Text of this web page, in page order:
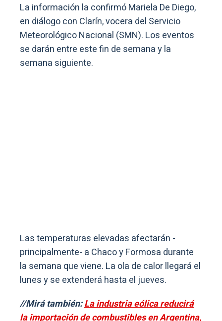
La información la confirmó Mariela De Diego,
en diálogo con Clarín, vocera del Servicio
Meteorológico Nacional (SMN). Los eventos
se darán entre este fin de semana y la
semana siguiente.
Las temperaturas elevadas afectarán -
principalmente- a Chaco y Formosa durante
la semana que viene. La ola de calor llegará el
lunes y se extenderá hasta el jueves.
//Mirá también:La industria eólica reducirá
la importación de combustibles en Argentina,